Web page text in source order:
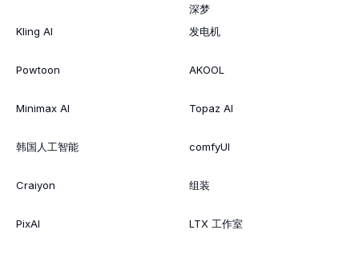
Kling AI
Powtoon
Minimax AI
韩国人工智能
Craiyon
PixAI
深梦
发电机
AKOOL
Topaz AI
comfyUI
组装
LTX 工作室